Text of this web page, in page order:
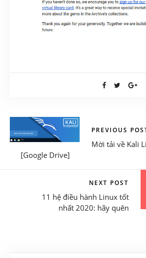
PREVIOUS
Mời tải về Kali
[Google Drive]
NEXT POST
11 hệ điều hành Linux tốt
nhất 2020: hãy quên